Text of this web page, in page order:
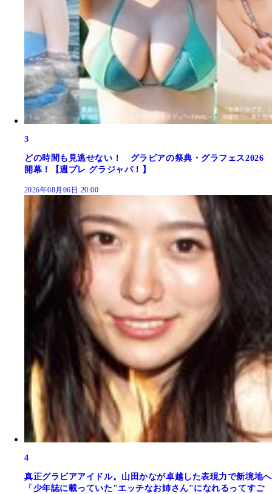
3
どの時間も見逃せない！ グラビアの祭典・グラフェス2026
開幕！【週プレ グラジャパ！】
2026年08月06日 20:00
4
真正グラビアアイドル。山田かなが卓越した表現力で新境地へ
「少年誌に載っていた"エッチなお姉さん"になれるってすご